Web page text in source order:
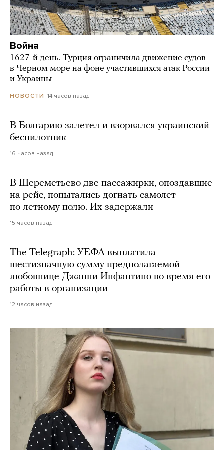
Война
1627-й день. Турция ограничила движение судов
в Черном море на фоне участившихся атак России
и Украины
НОВОСТИ 14 часов назад
В Болгарию залетел и взорвался украинский
беспилотник
16 часов назад
В Шереметьево две пассажирки, опоздавшие
на рейс, попытались догнать самолет
по летному полю. Их задержали
15 часов назад
The Telegraph: УЕФА выплатила
шестизначную сумму предполагаемой
любовнице Джанни Инфантино во время его
работы в организации
12 часов назад